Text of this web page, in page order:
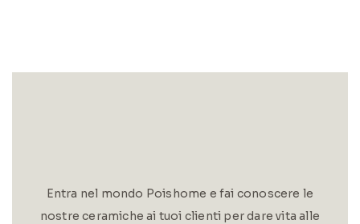
Entra nel mondo Poishome e fai conoscere le
nostre ceramiche ai tuoi clienti per dare vita alle